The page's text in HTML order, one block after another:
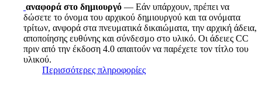
αναφορά στο δημιουργό — Εάν υπάρχουν, πρέπει να
δώσετε το όνομα του αρχικού δημιουργού και τα ονόματα
τρίτων, ανφορά στα πνευματικά δικαιώματα, την αρχική άδεια,
αποποίησης ευθύνης και σύνδεσμο στο υλικό. Οι άδειες CC
πριν από την έκδοση 4.0 απαιτούν να παρέχετε τον τίτλο του
υλικού.
Περισσότερες πληροφορίες